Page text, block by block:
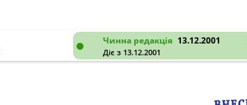
Чинна редакція 13.12.2001
Діє з 13.12.2001